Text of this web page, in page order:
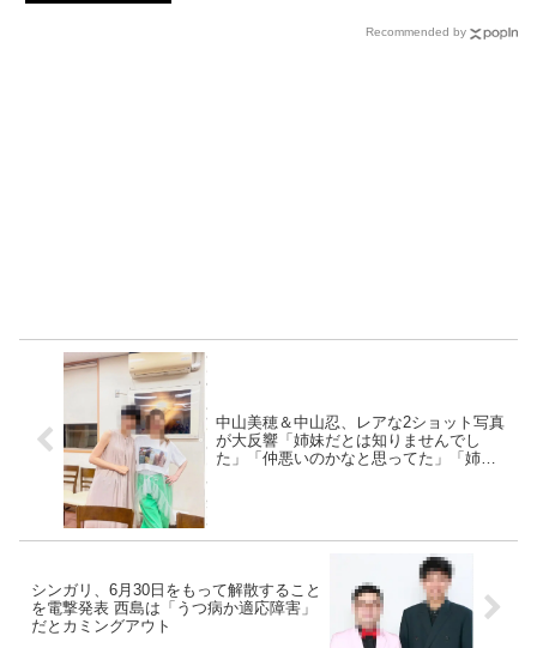
Recommended by
中山美穂＆中山忍、レアな2ショット写真
が大反響「姉妹だとは知りませんでし
た」「仲悪いのかなと思ってた」「姉妹
シンガリ、6月30日をもって解散すること
を電撃発表 西島は「うつ病か適応障害」
だとカミングアウト